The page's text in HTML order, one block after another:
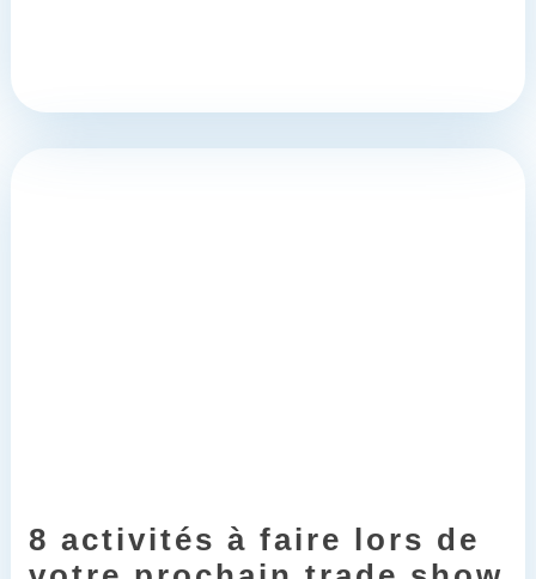
8 activités à faire lors de